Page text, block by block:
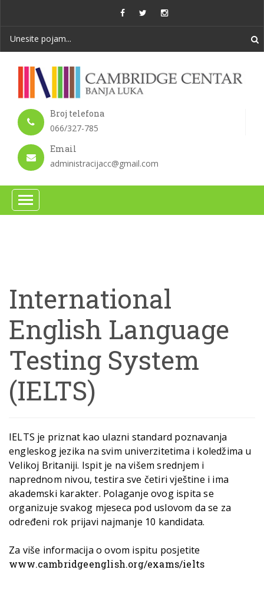
Broj telefona
066/327-785
Email
administracijacc@gmail.com
International
English Language
Testing System
(IELTS)
IELTS je priznat kao ulazni standard poznavanja
engleskog jezika na svim univerzitetima i koledžima u
Velikoj Britaniji. Ispit je na višem srednjem i
naprednom nivou, testira sve četiri vještine i ima
akademski karakter. Polaganje ovog ispita se
organizuje svakog mjeseca pod uslovom da se za
određeni rok prijavi najmanje 10 kandidata.
Za više informacija o ovom ispitu posjetite
www.cambridgeenglish.org/exams/ielts